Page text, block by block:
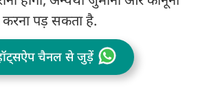
करना पड़ सकता है.
चैनल से जुड़ें